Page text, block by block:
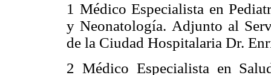
1 Médico Especialista en
y Neonatología. Adjunto al
de la Ciudad Hospitalaria Dr.
2 Médico Especialista en